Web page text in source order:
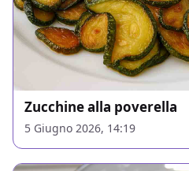
Zucchine alla poverella
5 Giugno 2026, 14:19